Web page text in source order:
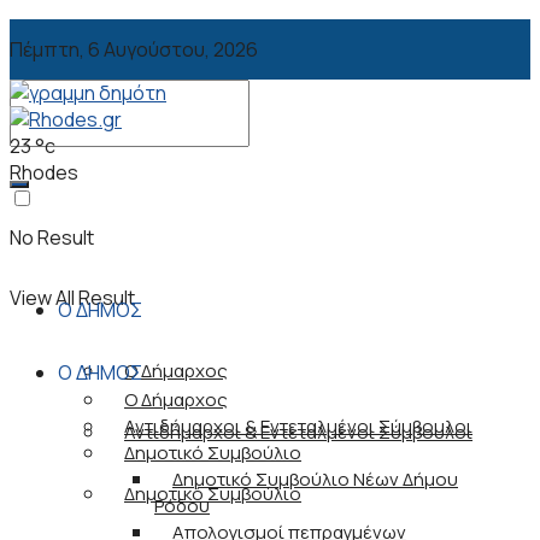
Πέμπτη, 6 Αυγούστου, 2026
No Result
View All Result
23°c
Rhodes
Ο ΔΗΜΟΣ
Ο Δήμαρχος
Αντιδήμαρχοι & Εντεταλμένοι Σύμβουλοι
Δημοτικό Συμβούλιο
Ο ΔΗΜΟΣ
Ο Δήμαρχος
Αντιδήμαρχοι & Εντεταλμένοι Σύμβουλοι
Δημοτικό Συμβούλιο
Δημοτικό Συμβούλιο Νέων Δήμου
Ρόδου
Απολογισμοί πεπραγμένων